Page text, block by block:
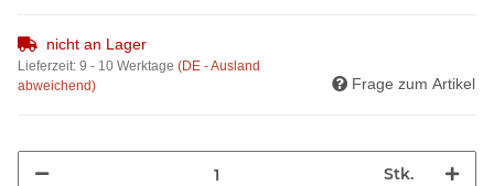
nicht an Lager
Lieferzeit: 9 - 10 Werktage (DE - Ausland
abweichend)
Frage zum Artikel
Stk.